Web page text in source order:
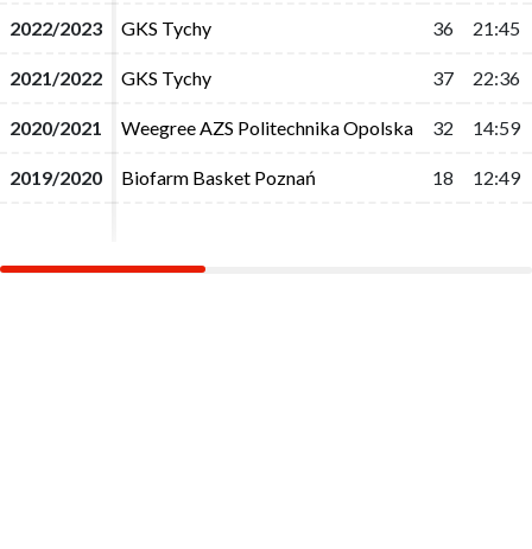
2022/2023 GKS Tychy 36 21:45
2021/2022 GKS Tychy 37 22:36
2020/2021 Weegree AZS Politechnika Opolska 32 14:59
2019/2020 Biofarm Basket Poznań 18 12:49
2022/2023 GKS Tychy 36 21:45
2021/2022 GKS Tychy 37 22:36
2020/2021 Weegree AZS Politechnika Opolska 32 14:59
2019/2020 Biofarm Basket Poznań 18 12:49